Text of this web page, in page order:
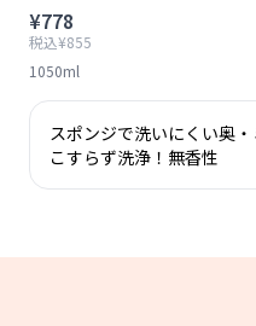
¥778
税込¥855
1050ml
スポンジで洗いにくい奥・
こすらず洗浄！無香性